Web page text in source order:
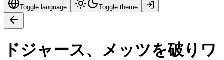
Toggle language Toggle theme
ドジャース、メッツを破りワ